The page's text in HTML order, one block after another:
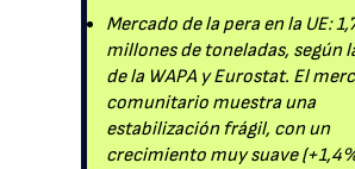
Mercado de la pera en la UE:
millones de toneladas, según
de la WAPA y Eurostat. El
comunitario muestra una
estabilización frágil, con un
crecimiento muy suave